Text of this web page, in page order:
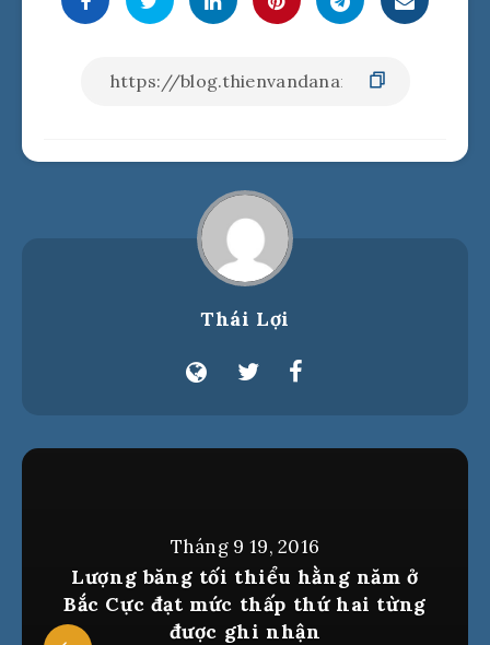
Thái Lợi
Tháng 9 19, 2016
Lượng băng tối thiểu hằng năm ở
Bắc Cực đạt mức thấp thứ hai từng
được ghi nhận